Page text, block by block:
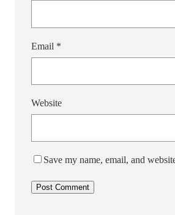
Email *
Website
Save my name, email, and